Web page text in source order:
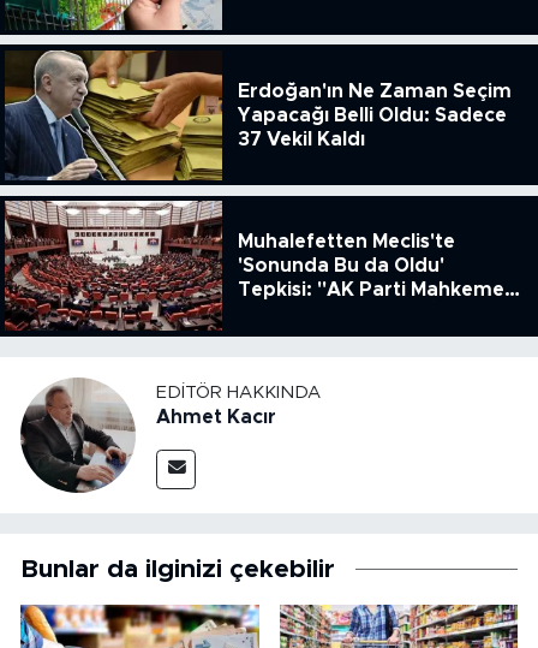
51.49
Erdoğan'ın Ne Zaman Seçim
Yapacağı Belli Oldu: Sadece
37 Vekil Kaldı
Muhalefetten Meclis'te
'Sonunda Bu da Oldu'
Tepkisi: "AK Parti Mahkeme
Kanun Çıkardı"
EDITÖR HAKKINDA
Ahmet Kacır
Bunlar da ilginizi çekebilir